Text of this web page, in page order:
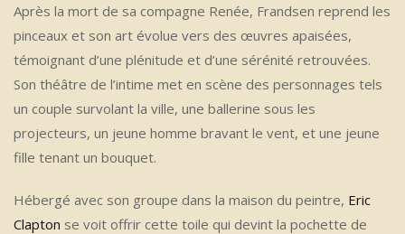
Après la mort de sa compagne Renée, Frandsen reprend les
pinceaux et son art évolue vers des œuvres apaisées,
témoignant d’une plénitude et d’une sérénité retrouvées.
Son théâtre de l’intime met en scène des personnages tels
un couple survolant la ville, une ballerine sous les
projecteurs, un jeune homme bravant le vent, et une jeune
fille tenant un bouquet.
Hébergé avec son groupe dans la maison du peintre, Eric
Clapton se voit offrir cette toile qui devint la pochette de